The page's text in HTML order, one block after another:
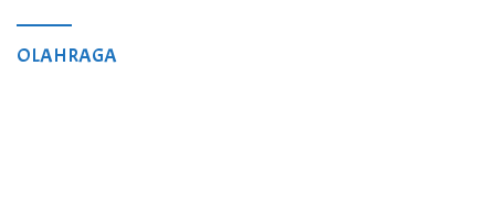
OLAHRAGA